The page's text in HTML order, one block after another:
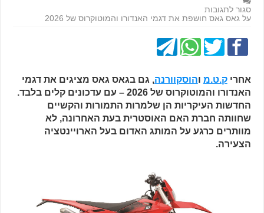
סגור לתגובות
על גאס גאס חושפת את דגמי האנדורו והמוטוקרוס של 2026
אחריק.ט.מ והוסקוורנה, גם בגאס גאס מציגים את דגמי
האנדורו והמוטוקרוס של 2026 – עם עדכונים קלים בלבד.
החדשות העיקריות הן שלמרות התמורות והקשיים
שחוותה חברת האם האוסטרית בעת האחרונה, לא
מוותרים כרגע על המותג האדום בעל הארויינטציה
הצעירה.